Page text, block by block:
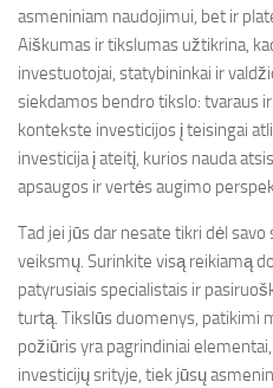
asmeniniam naudojimui, bet ir
Aiškumas ir tikslumas užtikrina,
investuotojai, statybininkai ir
siekdamos bendro tikslo: tvaraus
kontekste investicijos į teisingai
investicija į ateitį, kurios nauda
apsaugos ir vertės augimo
Tad jei jūs dar nesate tikri dėl
veiksmų. Surinkite visą reikiamą
patyrusiais specialistais ir
turtą. Tikslūs duomenys, patikimi
požiūris yra pagrindiniai
investicijų srityje, tiek jūsų